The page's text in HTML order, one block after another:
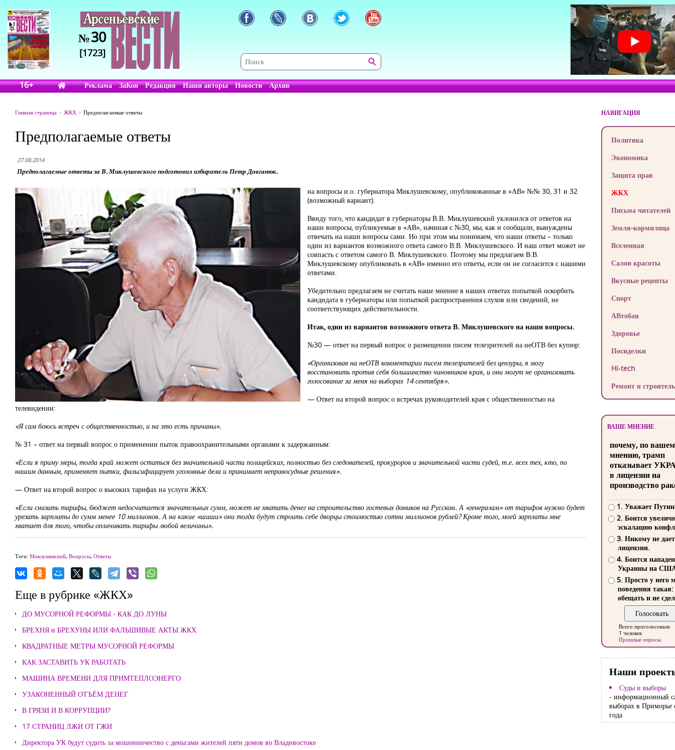
№30
[1723]
16+ Реклама ЗаКон Редакция Наши авторы Новости Архив
Главная страница ЖКХ Предполагаемые ответы
Предполагаемые ответы
27.08.2014
Предполагаемые ответы за В. Миклушевского подготовил избиратель Петр Довганюк.
на вопросы и.о. губернатора Миклушевскому, опубликованные в «АВ» №№ 30, 31 и 32
(возможный вариант).
Ввиду того, что кандидат в губернаторы В.В. Миклушевский уклонился от ответов на
наши вопросы, публикуемые в «АВ», начиная с №30, мы, как и сообщали, вынуждены
отвечать на наши вопросы сами. Но при этом мы понимаем, что наши ответы – только
один из вариантов возможного ответа самого В.В. Миклушевского. И наш ответ может не
совпасть с ответом самого В. Миклушевского. Поэтому мы предлагаем В.В.
Миклушевскому опубликовать в «АВ» именно его ответы, если он не согласится с нашими
ответами.
Убедительно предлагаем не считать наше мнение в наших ответах попыткой оскорбить
кандидата в губернаторы или попыткой распространения слухов или сведений, не
соответствующих действительности.
Итак, один из вариантов возможного ответа В. Миклушевского на наши вопросы.
№30 — ответ на первый вопрос о размещении писем телезрителей на неОТВ без купюр:
«Организовав на неОТВ комментарии писем телезрителей без цензуры, я могу
восстановить против себя большинство чиновников края, и они могут не организовать
голосование за меня на выборах 14 сентября».
— Ответ на второй вопрос о встречах руководителей края с общественностью на
телевидении:
«Я сам боюсь встреч с общественностью, и на это есть причины».
№ 31 – ответ на первый вопрос о применении пыток правоохранительными органами к задержанным:
«Если я приму меры, тогда край может остаться без значительной части полицейских, полностью без следователей, прокуроров и значительной части судей, т.е. всех тех, кто, по
нашим данным, применяет пытки, фальсифицирует уголовные дела и принимает неправосудные решения».
— Ответ на второй вопрос о высоких тарифах на услуги ЖКХ:
«Если снизить тарифы, бюджет недосчитается значительных сумм, может не хватить денег на строительство гостевых домиков на Русском. А «генералам» от тарифов нужно будет
урезать зарплаты до сумм менее 10 миллионов. А на какие «шиши» они тогда будут строить себе дворцы стоимостью сотни миллионов рублей? Кроме того, моей зарплаты мне
хватает для того, чтобы оплачивать тарифы любой величины».
Теги: Миклушевский, Вопросы, Ответы
Еще в рубрике «ЖКХ»
ДО МУСОРНОЙ РЕФОРМЫ - КАК ДО ЛУНЫ
БРЕХНЯ и БРЕХУНЫ ИЛИ ФАЛЬШИВЫЕ АКТЫ ЖКХ
КВАДРАТНЫЕ МЕТРЫ МУСОРНОЙ РЕФОРМЫ
КАК ЗАСТАВИТЬ УК РАБОТАТЬ
МАШИНА ВРЕМЕНИ ДЛЯ ПРИМТЕПЛОЭНЕРГО
УЗАКОНЕННЫЙ ОТЪЁМ ДЕНЕГ
В ГРЯЗИ И В КОРРУПЦИИ?
17 СТРАНИЦ ЛЖИ ОТ ГЖИ
Директора УК будут судить за мошенничество с деньгами жителей пяти домов во Владивостоке
НАВИГАЦИЯ
Политика
Экономика
Защита прав
ЖКХ
Письма читателей
Земля-кормилица
Вселенная
Салон красоты
Вкусные рецепты
Спорт
АВтобан
Здоровье
Посиделки
Hi-tech
Ремонт и
ВАШЕ МНЕНИЕ
почему, по
мнению, трамп
отказывает
в лицензии на
производство
1. Уважает
2. Боится
эскалацию
3. Никому не
лицензии.
4. Боится
Украины на
5. Просто у него
поведения такая:
обещать и не
Всего проголосовало
1 человек
Прошлые опросы
Наши
Суды и выборы
- информационный
выборах в Приморье
года